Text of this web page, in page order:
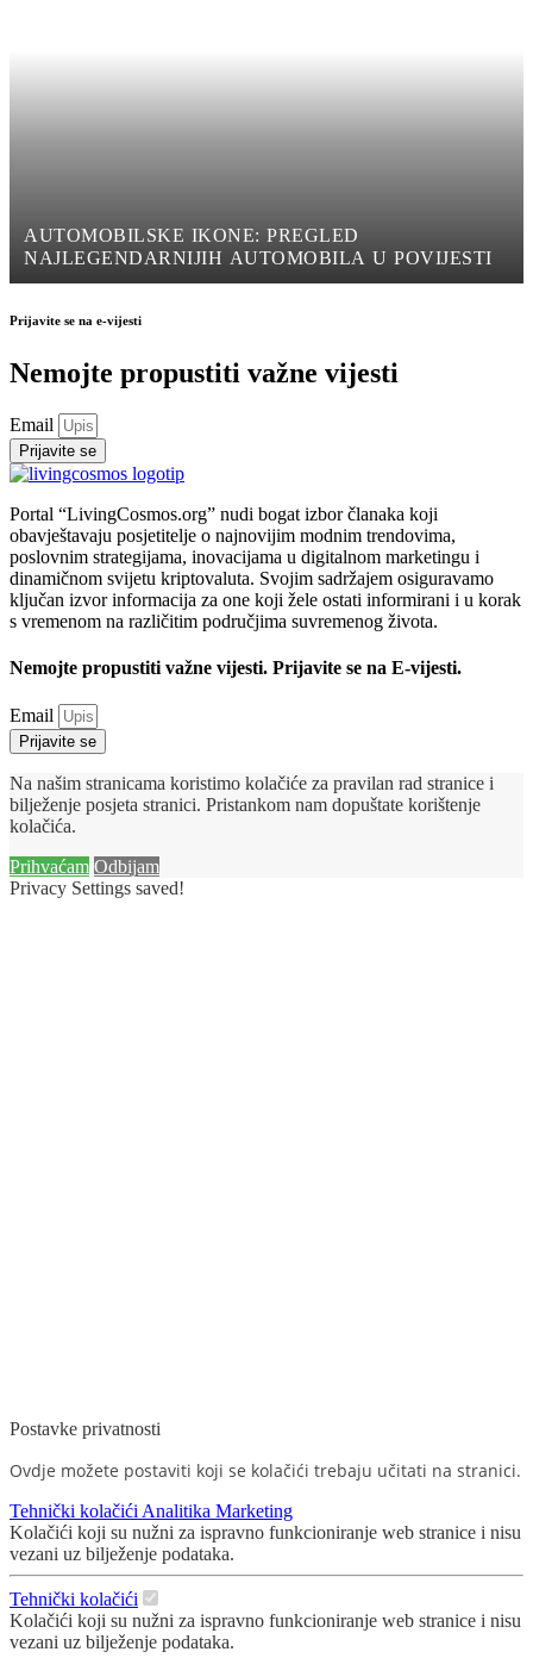
AUTOMOBILSKE IKONE: PREGLED
NAJLEGENDARNIJIH AUTOMOBILA U POVIJESTI
Prijavite se na e-vijesti
Nemojte propustiti važne vijesti
Email
Prijavite se
Portal “LivingCosmos.org” nudi bogat izbor članaka koji
obavještavaju posjetitelje o najnovijim modnim trendovima,
poslovnim strategijama, inovacijama u digitalnom marketingu i
dinamičnom svijetu kriptovaluta. Svojim sadržajem osiguravamo
ključan izvor informacija za one koji žele ostati informirani i u korak
s vremenom na različitim područjima suvremenog života.
Nemojte propustiti važne vijesti. Prijavite se na E-vijesti.
Email
Prijavite se
Na našim stranicama koristimo kolačiće za pravilan rad stranice i
bilježenje posjeta stranici. Pristankom nam dopuštate korištenje
kolačića.
Prihvaćam Odbijam
Privacy Settings saved!
Postavke privatnosti
Ovdje možete postaviti koji se kolačići trebaju učitati na stranici.
Tehnički kolačići Analitika Marketing
Kolačići koji su nužni za ispravno funkcioniranje web stranice i nisu
vezani uz bilježenje podataka.
Tehnički kolačići
Kolačići koji su nužni za ispravno funkcioniranje web stranice i nisu
vezani uz bilježenje podataka.